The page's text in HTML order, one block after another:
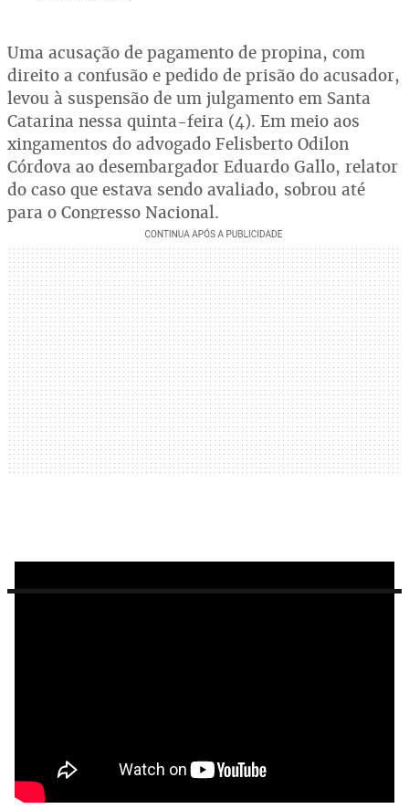
Uma acusação de pagamento de propina, com
direito a confusão e pedido de prisão do acusador,
levou à suspensão de um julgamento em Santa
Catarina nessa quinta-feira (4). Em meio aos
xingamentos do advogado Felisberto Odilon
Córdova ao desembargador Eduardo Gallo, relator
do caso que estava sendo avaliado, sobrou até
para o Congresso Nacional.